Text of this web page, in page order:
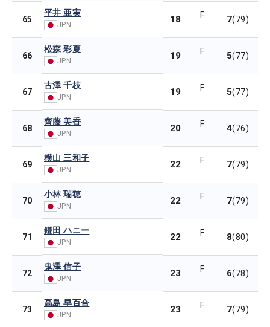
65
平井 亜実
JPN 18 F 7(79)
66
松森 彩夏
JPN 19 F 5(77)
67
古澤 千枝
JPN 19 F 5(77)
68
齊藤 美香
JPN 20 F 4(76)
69
横山 三和子
JPN 22 F 7(79)
70
小林 瑞穂
JPN 22 F 7(79)
71
鎌田 ハニー
JPN 22 F 8(80)
72
鬼澤 信子
JPN 23 F 6(78)
73
高島 早百合
JPN 23 F 7(79)